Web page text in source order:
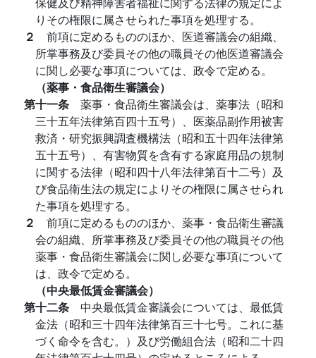
りその権限に属させられた事項を処理する。
２ 前項に定めるもののほか、医道審議会の組織、
所掌事務及び委員その他の職員その他医道審議会
に関し必要な事項については、政令で定める。
（薬事・食品衛生審議会）
第十一条 薬事・食品衛生審議会は、薬事法（昭和
三十五年法律第百四十五号）、医薬品副作用被害
救済・研究振興調査機構法（昭和五十四年法律第
五十五号）、有害物質を含有する家庭用品の規制
に関する法律（昭和四十八年法律第百十二号）及
び食品衛生法の規定によりその権限に属させられ
た事項を処理する。
２ 前項に定めるもののほか、薬事・食品衛生審議
会の組織、所掌事務及び委員その他の職員その他
薬事・食品衛生審議会に関し必要な事項について
は、政令で定める。
（中央最低賃金審議会）
第十二条 中央最低賃金審議会については、最低賃
金法（昭和三十四年法律第百三十七号。これに基
づく命令を含む。）及び労働組合法（昭和二十四